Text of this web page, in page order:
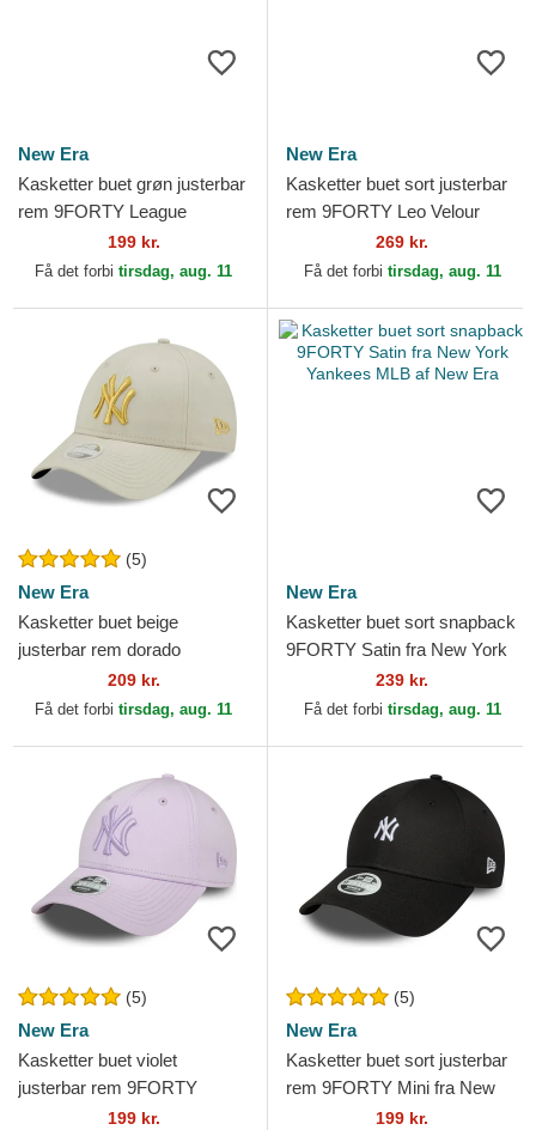
New Era
Kasketter buet grøn justerbar
rem 9FORTY League
Essential fra New York
Yankees MLB af New Era
199 kr.
Få det forbi tirsdag, aug. 11
New Era
Kasketter buet sort justerbar
rem 9FORTY Leo Velour
Metallic fra New York
Yankees MLB af New Era
269 kr.
Få det forbi tirsdag, aug. 11
(5)
New Era
Kasketter buet beige
justerbar rem dorado
9FORTY Metallic fra New
York Yankees MLB af New
209 kr.
Få det forbi tirsdag, aug. 11
New Era
Kasketter buet sort snapback
9FORTY Satin fra New York
Yankees MLB af New Era
239 kr.
Få det forbi tirsdag, aug. 11
(5)
New Era
Kasketter buet violet
justerbar rem 9FORTY
League Essential fra New
199 kr.
(5)
New Era
Kasketter buet sort justerbar
rem 9FORTY Mini fra New
York Yankees MLB af New
199 kr.